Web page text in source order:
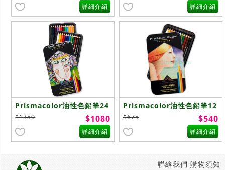
詳細介紹 詳細介紹
Prismacolor油性色鉛筆24
色
$1350 $1080
詳細介紹
Prismacolor油性色鉛筆12
色
$675 $540
詳細介紹
購物須知
聯絡我們